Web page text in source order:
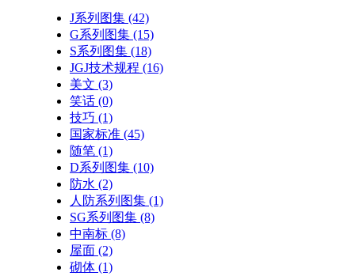
J系列图集 (42)
G系列图集 (15)
S系列图集 (18)
JGJ技术规程 (16)
美文 (3)
笑话 (0)
技巧 (1)
国家标准 (45)
随笔 (1)
D系列图集 (10)
防水 (2)
人防系列图集 (1)
SG系列图集 (8)
中南标 (8)
屋面 (2)
砌体 (1)